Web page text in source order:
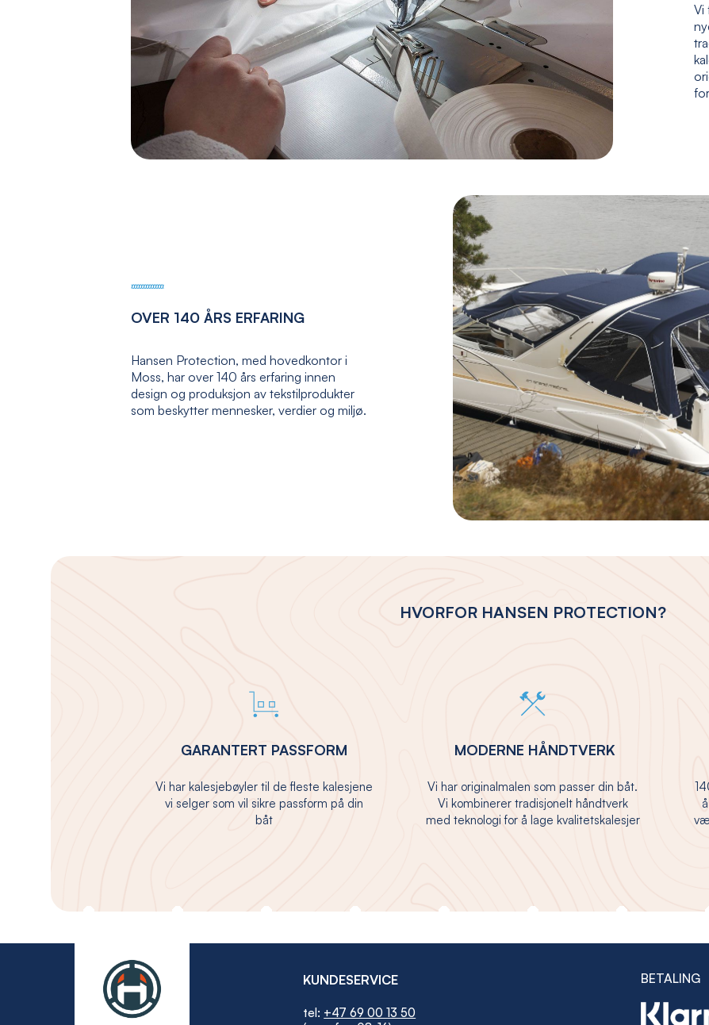
Vi
OVER 140 ÅRS ERFARING
Hansen Protection, med hovedkontor i
Moss, har over 140 års erfaring innen
design og produksjon av tekstilprodukter
som beskytter mennesker, verdier og miljø.
HVORFOR HANSEN PROTECTION?
GARANTERT PASSFORM
Vi har kalesjebøyler til de fleste kalesjene
vi selger som vil sikre passform på din
båt
MODERNE HÅNDTVERK
Vi har originalmalen som passer din båt.
Vi kombinerer tradisjonelt håndtverk
med teknologi for å lage kvalitetskalesjer
KUNDESERVICE
tel: +47 69 00 13 50
BETALING